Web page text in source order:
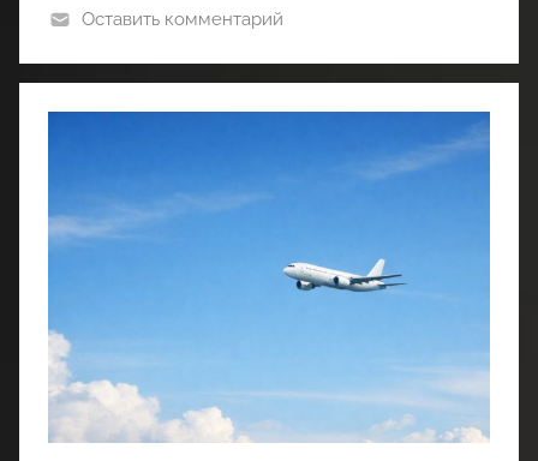
Оставить комментарий